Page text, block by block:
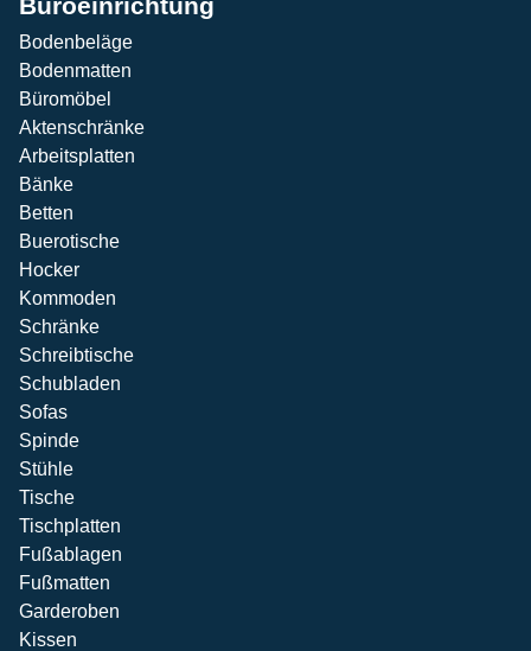
Bodenbeläge
Bodenmatten
Büromöbel
Aktenschränke
Arbeitsplatten
Bänke
Betten
Buerotische
Hocker
Kommoden
Schränke
Schreibtische
Schubladen
Sofas
Spinde
Stühle
Tische
Tischplatten
Fußablagen
Fußmatten
Garderoben
Kissen